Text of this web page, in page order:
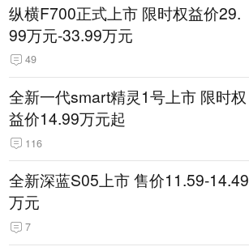
纵横F700正式上市 限时权益价29.
99万元-33.99万元
49
全新一代smart精灵1号上市 限时权
益价14.99万元起
116
全新深蓝S05上市 售价11.59-14.49
万元
7